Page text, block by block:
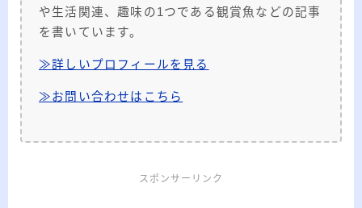
や生活関連、趣味の1つである観賞魚などの記事
を書いています。
≫詳しいプロフィールを見る
≫お問い合わせはこちら
スポンサーリンク